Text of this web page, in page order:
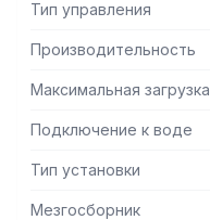
Тип управления
Производительность
Максимальная загрузка
Подключение к воде
Тип установки
Мезгосборник